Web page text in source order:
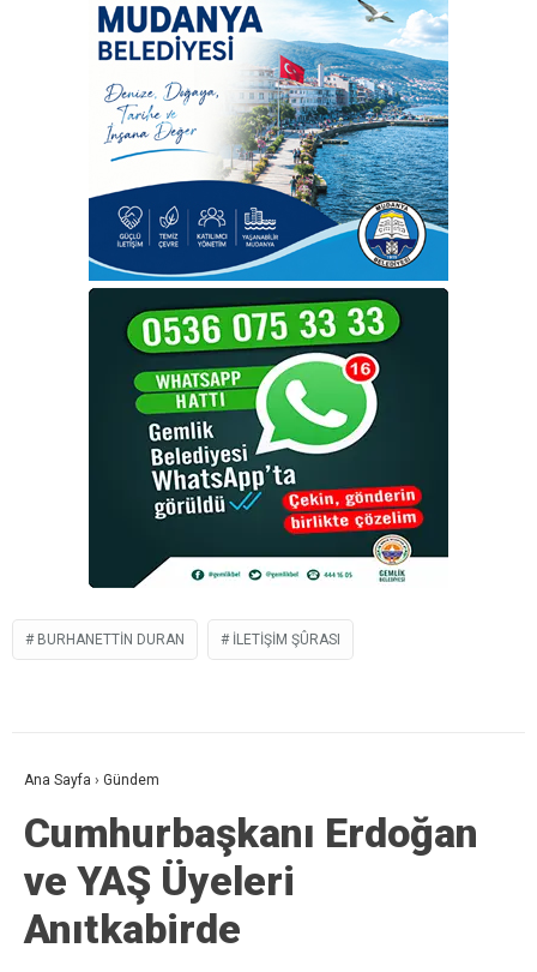
BURHANETTIN DURAN İLETIŞIM ŞÛRASI
Ana Sayfa › Gündem
Cumhurbaşkanı Erdoğan
ve YAŞ Üyeleri
Anıtkabirde